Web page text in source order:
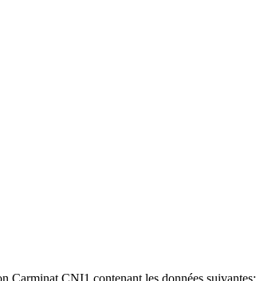
Carminat CNI1 contenant les données suivantes: